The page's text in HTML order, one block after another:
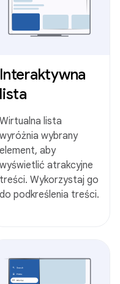
Interaktywna
lista
Wirtualna lista
wyróżnia wybrany
element, aby
wyświetlić atrakcyjne
treści. Wykorzystaj go
do podkreślenia treści.